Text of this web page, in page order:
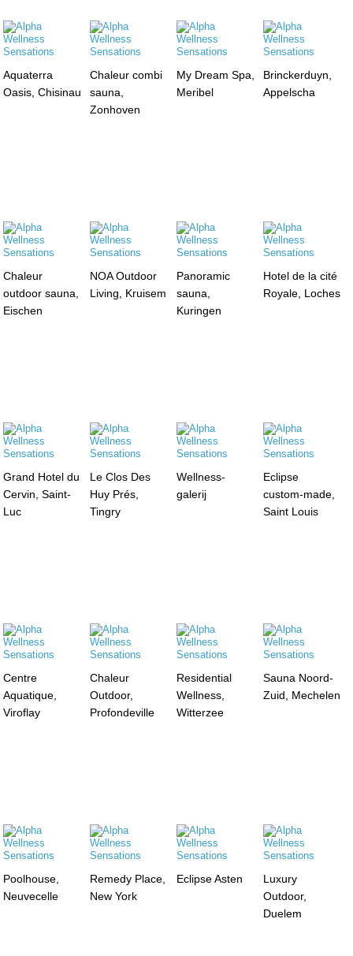
Aquaterra
Oasis, Chisinau
Chaleur combi
sauna,
Zonhoven
My Dream Spa,
Meribel
Brinckerduyn,
Appelscha
Chaleur
outdoor sauna,
Eischen
NOA Outdoor
Living, Kruisem
Panoramic
sauna,
Kuringen
Hotel de la cité
Royale, Loches
Grand Hotel du
Cervin, Saint-
Luc
Le Clos Des
Huy Prés,
Tingry
Wellness-
galerij
Eclipse
custom-made,
Saint Louis
Centre
Aquatique,
Viroflay
Chaleur
Outdoor,
Profondeville
Residential
Wellness,
Witterzee
Sauna Noord-
Zuid, Mechelen
Poolhouse,
Neuvecelle
Remedy Place,
New York
Eclipse Asten
Luxury
Outdoor,
Duelem